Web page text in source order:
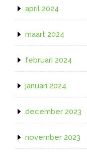
april 2024
maart 2024
februari 2024
januari 2024
december 2023
november 2023